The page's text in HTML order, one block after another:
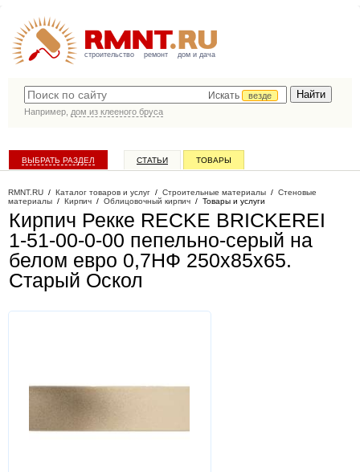
строительство ремонт дом и дача
Искать
везде
Например, дом из клееного бруса
ВЫБРАТЬ РАЗДЕЛ СТАТЬИ ТОВАРЫ
RMNT.RU / Каталог товаров и услуг / Строительные материалы / Стеновые
материалы / Кирпич / Облицовочный кирпич / Товары и услуги
Кирпич Рекке RECKE BRICKEREI
1-51-00-0-00 пепельно-серый на
белом евро 0,7НФ 250х85х65.
Старый Оскол